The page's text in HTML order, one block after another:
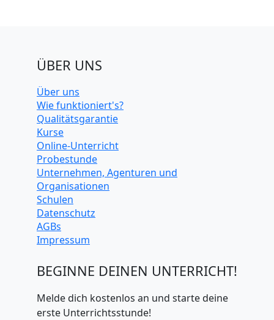
ÜBER UNS
Über uns
Wie funktioniert's?
Qualitätsgarantie
Kurse
Online-Unterricht
Probestunde
Unternehmen, Agenturen und
Organisationen
Schulen
Datenschutz
AGBs
Impressum
BEGINNE DEINEN UNTERRICHT!
Melde dich kostenlos an und starte deine
erste Unterrichtsstunde!